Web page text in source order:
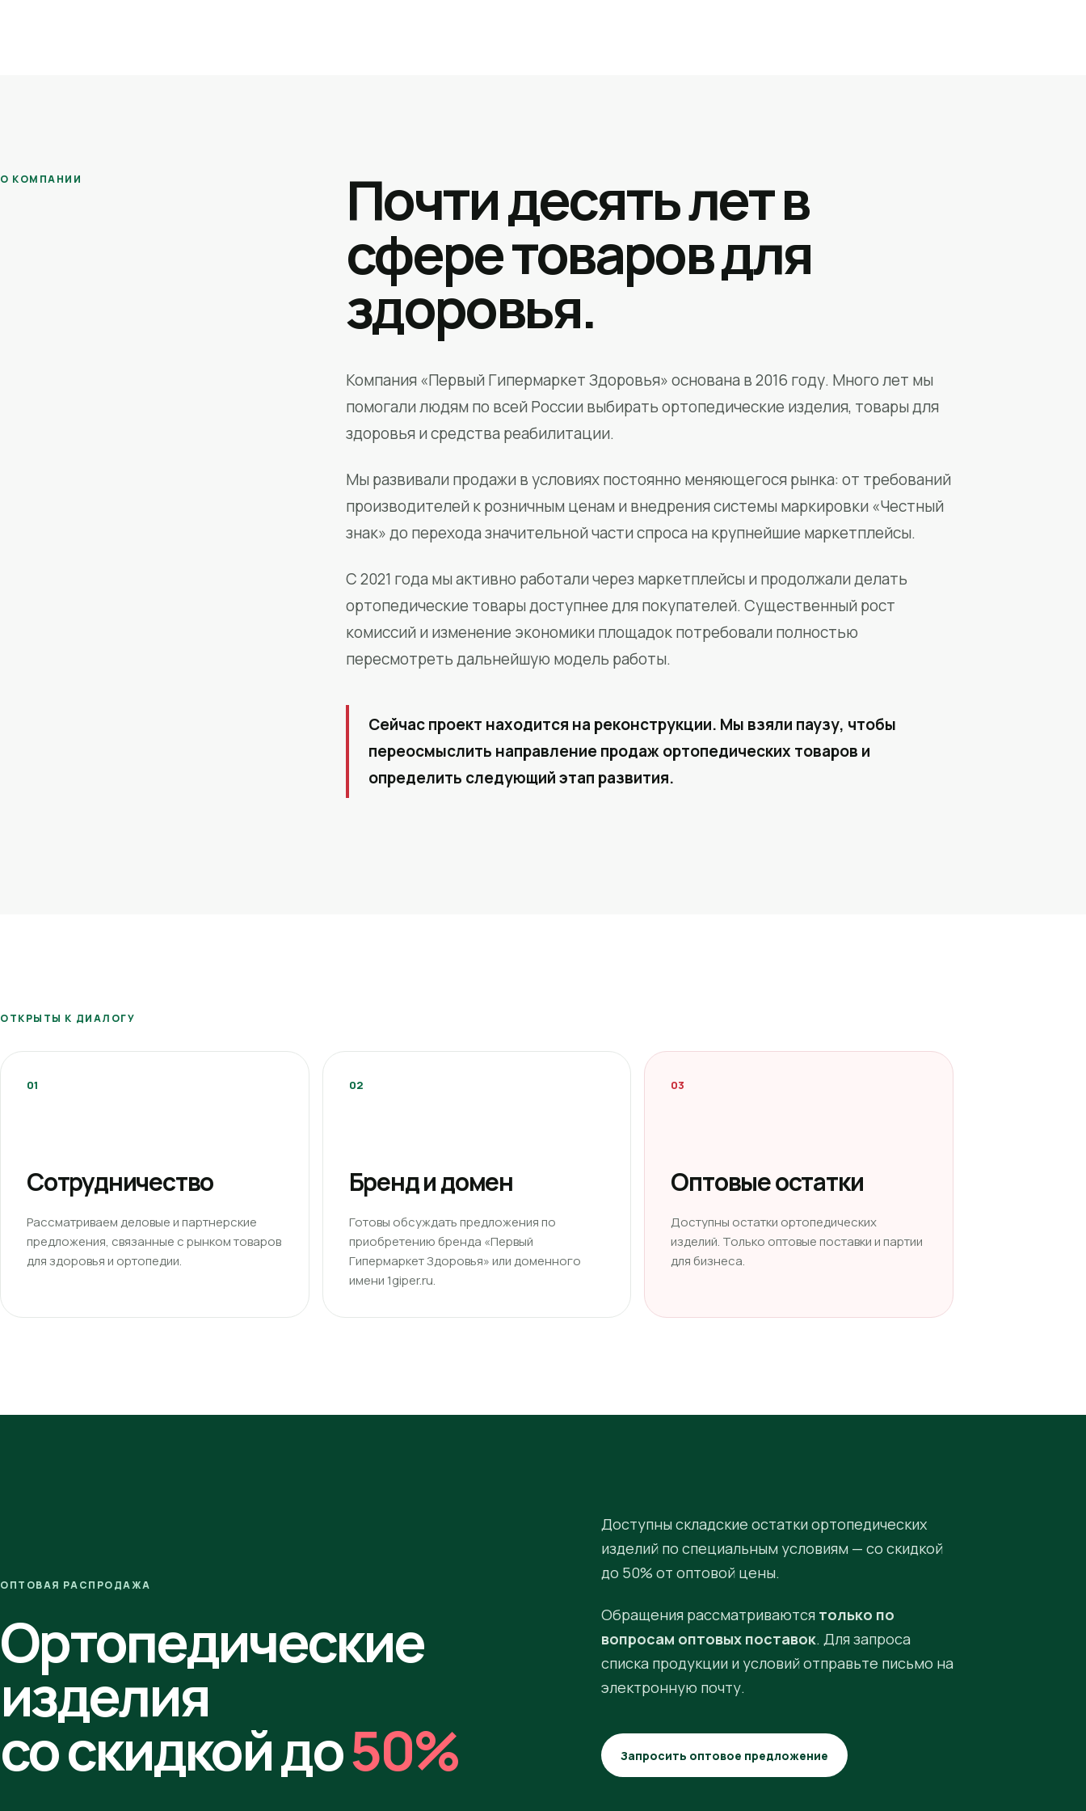
О КОМПАНИИ Почти десять лет в
сфере товаров для
здоровья.
Компания «Первый Гипермаркет Здоровья» основана в 2016 году. Много лет мы
помогали людям по всей России выбирать ортопедические изделия, товары для
здоровья и средства реабилитации.
Мы развивали продажи в условиях постоянно меняющегося рынка: от требований
производителей к розничным ценам и внедрения системы маркировки «Честный
знак» до перехода значительной части спроса на крупнейшие маркетплейсы.
С 2021 года мы активно работали через маркетплейсы и продолжали делать
ортопедические товары доступнее для покупателей. Существенный рост
комиссий и изменение экономики площадок потребовали полностью
пересмотреть дальнейшую модель работы.
Сейчас проект находится на реконструкции. Мы взяли паузу, чтобы
переосмыслить направление продаж ортопедических товаров и
определить следующий этап развития.
ОТКРЫТЫ К ДИАЛОГУ
01
Сотрудничество
Рассматриваем деловые и партнерские
предложения, связанные с рынком товаров
для здоровья и ортопедии.
02
Бренд и домен
Готовы обсуждать предложения по
приобретению бренда «Первый
Гипермаркет Здоровья» или доменного
имени 1giper.ru.
03
Оптовые остатки
Доступны остатки ортопедических
изделий. Только оптовые поставки и партии
для бизнеса.
ОПТОВАЯ РАСПРОДАЖА
Ортопедические
изделия
со скидкой до50%
Доступны складские остатки ортопедических
изделий по специальным условиям — со скидкой
до 50% от оптовой цены.
Обращения рассматриваются только по
вопросам оптовых поставок. Для запроса
списка продукции и условий отправьте письмо на
электронную почту.
Запросить оптовое предложение